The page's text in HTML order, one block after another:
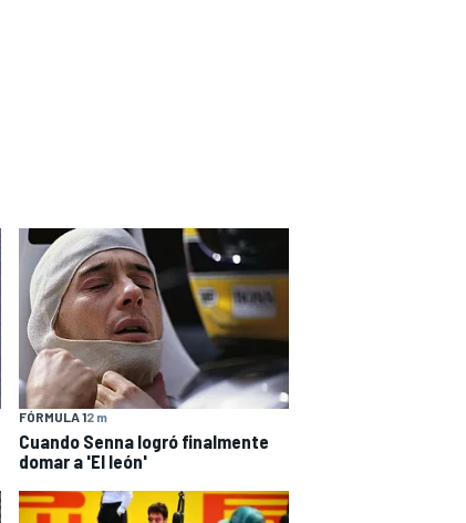
FÓRMULA 12 m
Cuando Senna logró finalmente
domar a 'El león'